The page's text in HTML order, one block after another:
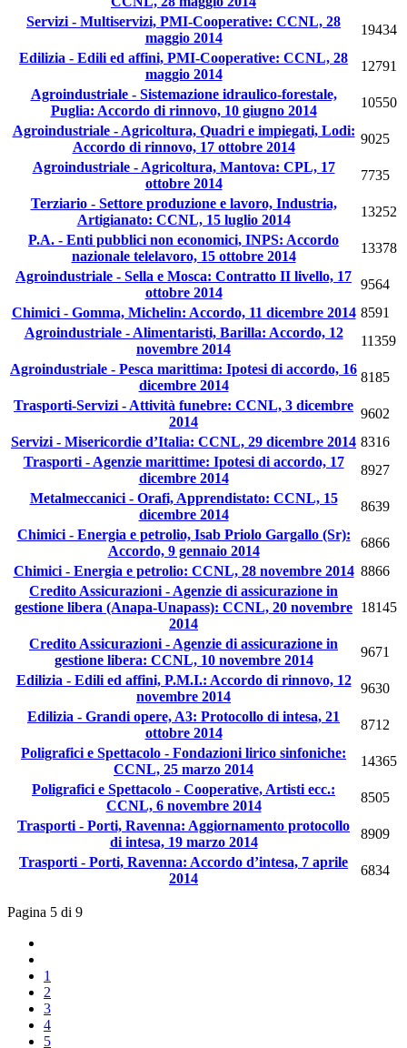
Servizi - Multiservizi, PMI-Cooperative: CCNL, 28
maggio 2014
19434
Edilizia - Edili ed affini, PMI-Cooperative: CCNL, 28
maggio 2014
12791
Agroindustriale - Sistemazione idraulico-forestale,
Puglia: Accordo di rinnovo, 10 giugno 2014
10550
Agroindustriale - Agricoltura, Quadri e impiegati, Lodi:
Accordo di rinnovo, 17 ottobre 2014
9025
Agroindustriale - Agricoltura, Mantova: CPL, 17
ottobre 2014
7735
Terziario - Settore produzione e lavoro, Industria,
Artigianato: CCNL, 15 luglio 2014
13252
P.A. - Enti pubblici non economici, INPS: Accordo
nazionale telelavoro, 15 ottobre 2014
13378
Agroindustriale - Sella e Mosca: Contratto II livello, 17
ottobre 2014
9564
Chimici - Gomma, Michelin: Accordo, 11 dicembre 2014 8591
Agroindustriale - Alimentaristi, Barilla: Accordo, 12
novembre 2014
11359
Agroindustriale - Pesca marittima: Ipotesi di accordo, 16
dicembre 2014
8185
Trasporti-Servizi - Attività funebre: CCNL, 3 dicembre
2014
9602
Servizi - Misericordie d’Italia: CCNL, 29 dicembre 2014 8316
Trasporti - Agenzie marittime: Ipotesi di accordo, 17
dicembre 2014
8927
Metalmeccanici - Orafi, Apprendistato: CCNL, 15
dicembre 2014
8639
Chimici - Energia e petrolio, Isab Priolo Gargallo (Sr):
Accordo, 9 gennaio 2014
6866
Chimici - Energia e petrolio: CCNL, 28 novembre 2014 8866
Credito Assicurazioni - Agenzie di assicurazione in
gestione libera (Anapa-Unapass): CCNL, 20 novembre
2014
18145
Credito Assicurazioni - Agenzie di assicurazione in
gestione libera: CCNL, 10 novembre 2014
9671
Edilizia - Edili ed affini, P.M.I.: Accordo di rinnovo, 12
novembre 2014
9630
Edilizia - Grandi opere, A3: Protocollo di intesa, 21
ottobre 2014
8712
Poligrafici e Spettacolo - Fondazioni lirico sinfoniche:
CCNL, 25 marzo 2014
14365
Poligrafici e Spettacolo - Cooperative, Artisti ecc.:
CCNL, 6 novembre 2014
8505
Trasporti - Porti, Ravenna: Aggiornamento protocollo
di intesa, 19 marzo 2014
8909
Trasporti - Porti, Ravenna: Accordo d’intesa, 7 aprile
2014
6834
Pagina 5 di 9
1
2
3
4
5